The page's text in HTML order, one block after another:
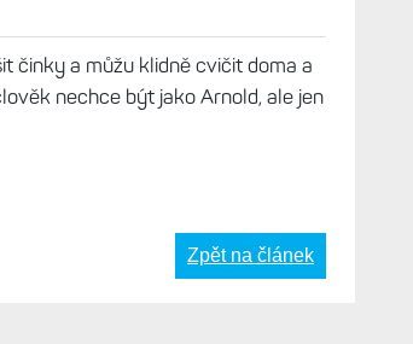
činky a můžu klidně cvičit doma a
nechce být jako Arnold, ale jen
Zpět na článek